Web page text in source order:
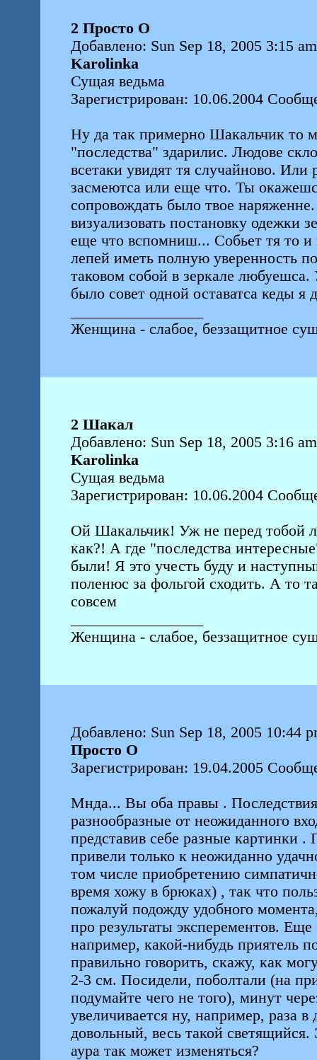
2 Просто О
Добавлено: Sun Sep 18, 2005 3:15 am
Karolinka
Сущая ведьма
Зарегистрирован: 10.06.2004
Ну да так примерно Шакальчик то
"последства" здарилис. Людове
всетаки увидят тя случайново. Или
засмеютса или еще что. Ты
сопровождать было твое
визуализовать постановку одежки
еще что вспомниш... Собьет тя то
лепей иметь полную уверенность
таковом собой в зеркале
было совет одной оставатса кеды я
Женщина - слабое, беззащитное
2 Шакал
Добавлено: Sun Sep 18, 2005 3:16 am
Karolinka
Сущая ведьма
Зарегистрирован: 10.06.2004
Ой Шакальчик! Уж не перед тобой
как?! А где "последства
были! Я это учесть буду и
поленюс за фольгой сходить. А то
совсем
Женщина - слабое, беззащитное
Добавлено: Sun Sep 18, 2005 10:44
Просто О
Зарегистрирован: 19.04.2005
Мнда... Вы оба правы . Последствия
разнообразные от неожиданного
представив себе разные картинки
привели только к неожиданно
том числе приобретению
время хожу в брюках) , так что
пожалуй подожду удобного
про результаты эксперементов.
например, какой-нибудь приятель
правильно говорить, скажу, как
2-3 см. Посидели, поболтали (на
подумайте чего не того), минут
увеличивается ну, например, раза
довольный, весь такой
аура так может изменяться?